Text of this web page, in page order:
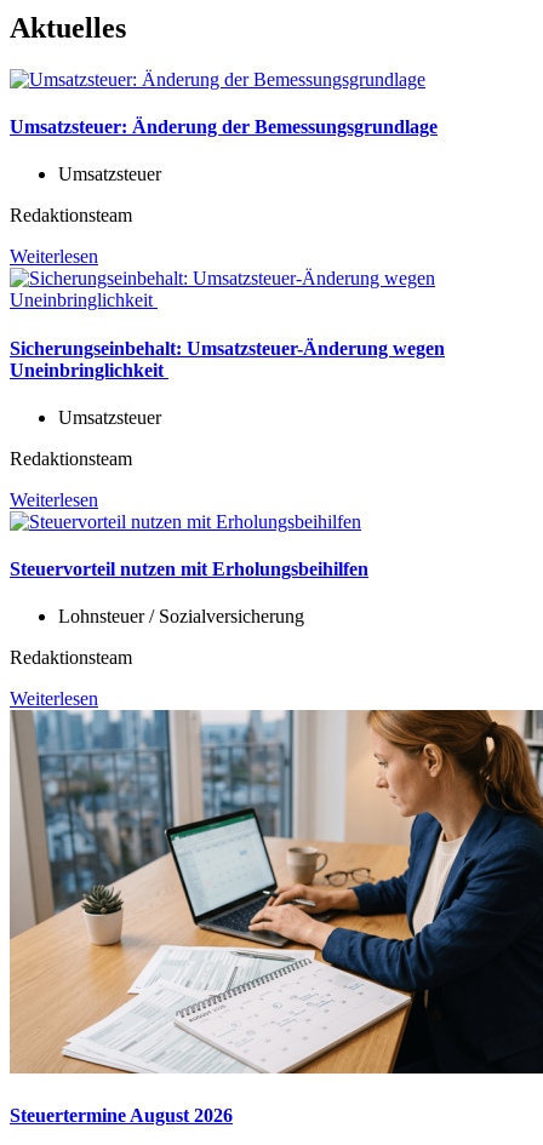
Aktuelles
Umsatzsteuer: Änderung der Bemessungsgrundlage
Umsatzsteuer
Redaktionsteam
Weiterlesen
Sicherungseinbehalt: Umsatzsteuer-Änderung wegen
Uneinbringlichkeit
Umsatzsteuer
Redaktionsteam
Weiterlesen
Steuervorteil nutzen mit Erholungsbeihilfen
Lohnsteuer / Sozialversicherung
Redaktionsteam
Weiterlesen
Steuertermine August 2026